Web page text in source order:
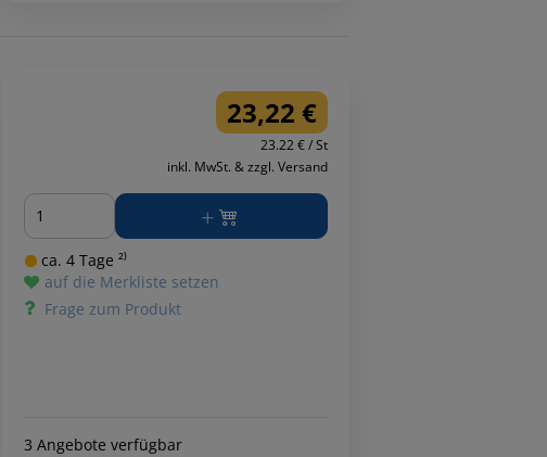
23,22 €
23.22 € / St
inkl. MwSt. & zzgl. Versand
Menge
ca. 4 Tage ²⁾
auf die Merkliste setzen
Frage zum Produkt
3 Angebote verfügbar